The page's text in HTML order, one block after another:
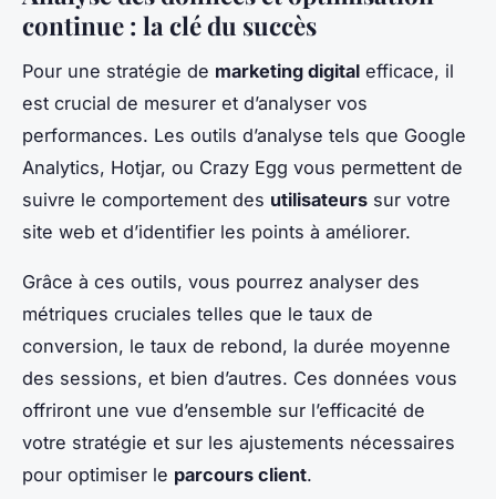
continue : la clé du succès
Pour une stratégie de marketing digital efficace, il
est crucial de mesurer et d’analyser vos
performances. Les outils d’analyse tels que Google
Analytics, Hotjar, ou Crazy Egg vous permettent de
suivre le comportement des utilisateurs sur votre
site web et d’identifier les points à améliorer.
Grâce à ces outils, vous pourrez analyser des
métriques cruciales telles que le taux de
conversion, le taux de rebond, la durée moyenne
des sessions, et bien d’autres. Ces données vous
offriront une vue d’ensemble sur l’efficacité de
votre stratégie et sur les ajustements nécessaires
pour optimiser le parcours client.